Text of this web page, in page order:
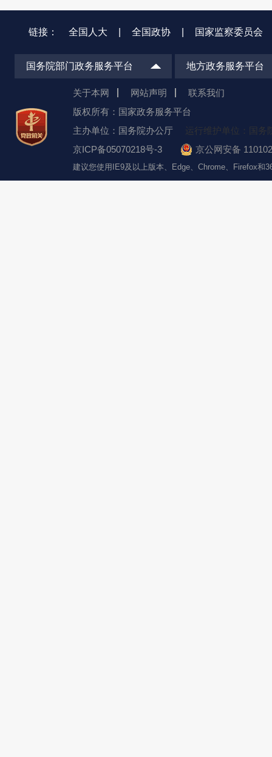
链接： 全国人大 全国政协 国家监察委员会
国务院部门政务服务平台 地方政务服务平台
关于本网 网站声明
联系我们
版权所有：国家政务服务平台
主办单位：国务院办公厅
运行维护单位：国务
京ICP备05070218号-3
京公网安备
建议您使用IE9及以上版本、Edge、Chrome、Firefox和